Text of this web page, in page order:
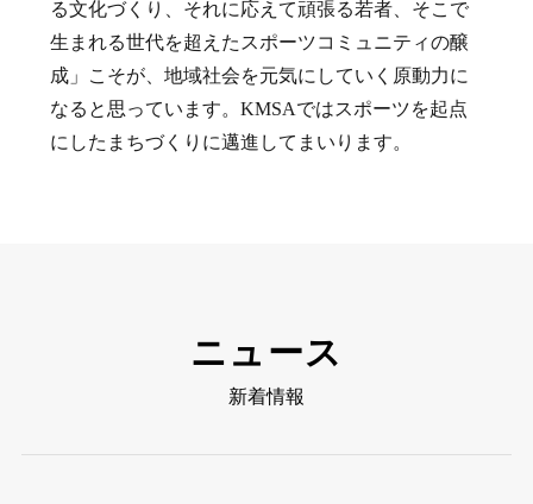
る文化づくり、それに応えて頑張る若者、そこで
生まれる世代を超えたスポーツコミュニティの醸
成」こそが、地域社会を元気にしていく原動力に
なると思っています。KMSAではスポーツを起点
にしたまちづくりに邁進してまいります。
ニュース
新着情報